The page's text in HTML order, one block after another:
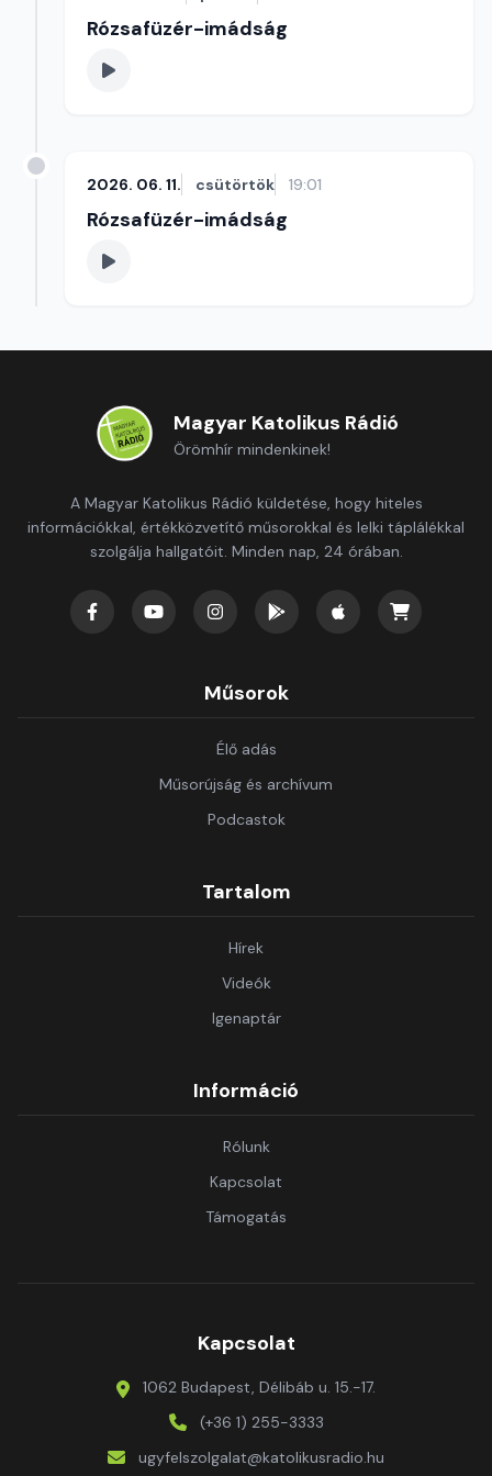
Rózsafüzér-imádság
2026. 06. 11. csütörtök 19:01
Rózsafüzér-imádság
Magyar Katolikus Rádió
Örömhír mindenkinek!
A Magyar Katolikus Rádió küldetése, hogy hiteles
információkkal, értékközvetítő műsorokkal és lelki táplálékkal
szolgálja hallgatóit. Minden nap, 24 órában.
Műsorok
Élő adás
Műsorújság és archívum
Podcastok
Tartalom
Hírek
Videók
Igenaptár
Információ
Rólunk
Kapcsolat
Támogatás
Kapcsolat
1062 Budapest, Délibáb u. 15.-17.
(+36 1) 255-3333
ugyfelszolgalat@katolikusradio.hu